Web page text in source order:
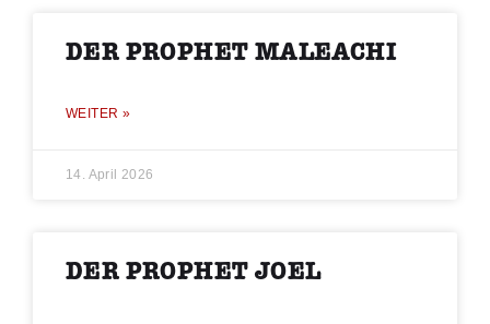
DER PROPHET MALEACHI
WEITER »
14. April 2026
DER PROPHET JOEL